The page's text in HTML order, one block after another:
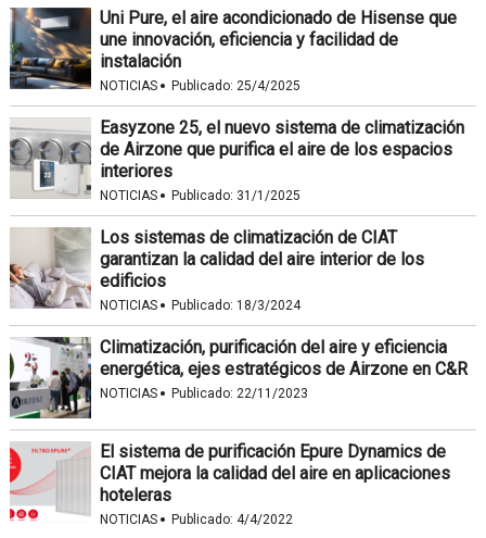
Uni Pure, el aire acondicionado de Hisense que
une innovación, eficiencia y facilidad de
instalación
NOTICIAS · Publicado: 25/4/2025
Easyzone 25, el nuevo sistema de climatización
de Airzone que purifica el aire de los espacios
interiores
NOTICIAS · Publicado: 31/1/2025
Los sistemas de climatización de CIAT
garantizan la calidad del aire interior de los
edificios
NOTICIAS · Publicado: 18/3/2024
Climatización, purificación del aire y eficiencia
energética, ejes estratégicos de Airzone en C&R
NOTICIAS · Publicado: 22/11/2023
El sistema de purificación Epure Dynamics de
CIAT mejora la calidad del aire en aplicaciones
hoteleras
NOTICIAS · Publicado: 4/4/2022